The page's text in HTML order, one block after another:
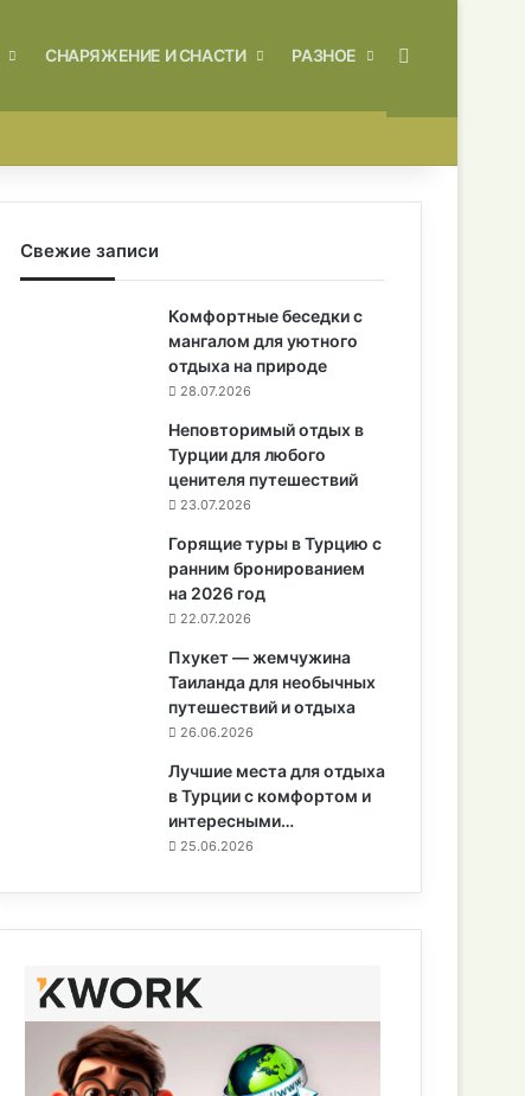
СНАРЯЖЕНИЕ И СНАСТИ РАЗНОЕ
Свежие записи
Комфортные беседки с
мангалом для уютного
отдыха на природе
28.07.2026
Неповторимый отдых в
Турции для любого
ценителя путешествий
23.07.2026
Горящие туры в Турцию с
ранним бронированием
на 2026 год
22.07.2026
Пхукет — жемчужина
Таиланда для необычных
путешествий и отдыха
26.06.2026
Лучшие места для отдыха
в Турции с комфортом и
интересными…
25.06.2026